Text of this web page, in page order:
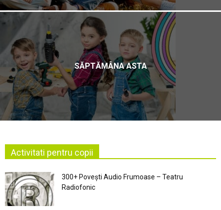
SĂPTĂMÂNA ASTA
Activitati pentru copii
300+ Povești Audio Frumoase – Teatru
Radiofonic